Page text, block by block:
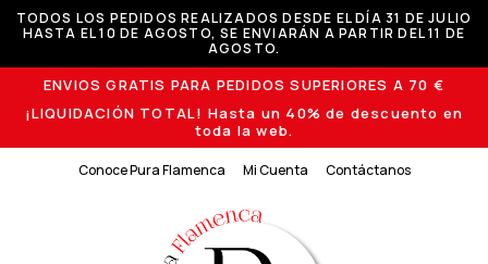
TODOS LOS PEDIDOS REALIZADOS DESDE EL DÍA 31 DE JULIO
HASTA EL 10 DE AGOSTO, SE ENVIARÁN A PARTIR DEL 11 DE
AGOSTO.
ENVIOS GRATIS PARA PEDIDOS SUPERIORES A 70 €
¡LIQUIDACIÓN TOTAL! Hasta un 40% de descuento en
toda la web.
Conoce Pura Flamenca Mi Cuenta Contáctanos